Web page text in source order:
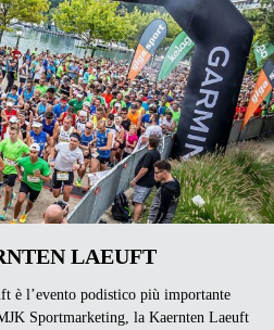
LAEUFT
è l’evento podistico più importante
Sportmarketing, la Kaernten Laeuft